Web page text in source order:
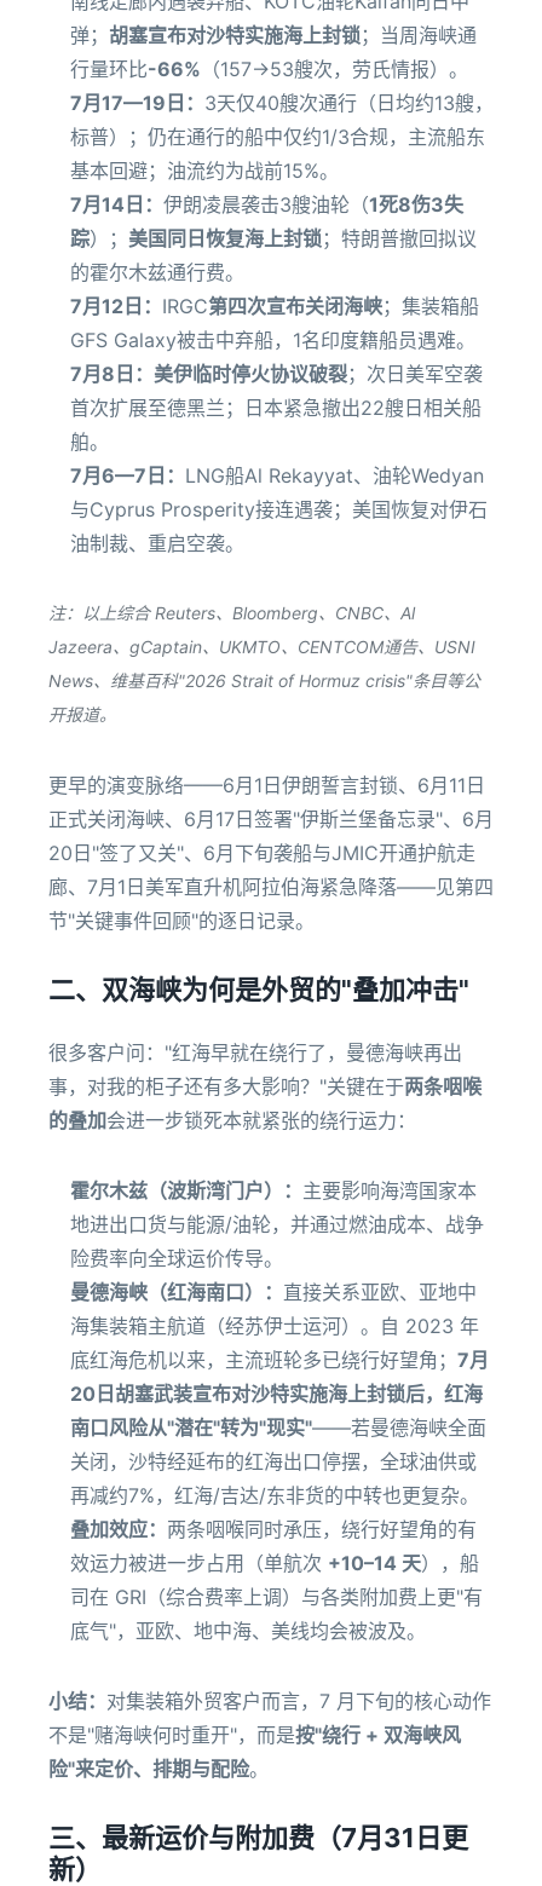
弹； 胡塞宣布对沙特实施海上封锁 ；当周海峡通
行量环比-66% （157→53艘次，劳氏情报）。
7月17—19日： 3天仅40艘次通行（日均约13艘，
标普）；仍在通行的船中仅约1/3合规，主流船东
基本回避；油流约为战前15%。
7月14日： 伊朗凌晨袭击3艘油轮（1死8伤3失
踪）； 美国同日恢复海上封锁 ；特朗普撤回拟议
的霍尔木兹通行费。
7月12日： IRGC第四次宣布关闭海峡；集装箱船
GFS Galaxy被击中弃船，1名印度籍船员遇难。
7月8日： 美伊临时停火协议破裂；次日美军空袭
首次扩展至德黑兰；日本紧急撤出22艘日相关船
舶。
7月6—7日： LNG船Al Rekayyat、油轮Wedyan
与Cyprus Prosperity接连遇袭；美国恢复对伊石
油制裁、重启空袭。
注：以上综合 Reuters、Bloomberg、CNBC、Al
Jazeera、gCaptain、UKMTO、CENTCOM通告、USNI
News、维基百科"2026 Strait of Hormuz crisis"条目等公
开报道。
更早的演变脉络——6月1日伊朗誓言封锁、6月11日
正式关闭海峡、6月17日签署"伊斯兰堡备忘录"、6月
20日"签了又关"、6月下旬袭船与JMIC开通护航走
廊、7月1日美军直升机阿拉伯海紧急降落——见第四
节"关键事件回顾"的逐日记录。
二、双海峡为何是外贸的"叠加冲击"
很多客户问："红海早就在绕行了，曼德海峡再出
事，对我的柜子还有多大影响？"关键在于两条咽喉
的叠加会进一步锁死本就紧张的绕行运力：
霍尔木兹（波斯湾门户）： 主要影响海湾国家本
地进出口货与能源/油轮，并通过燃油成本、战争
险费率向全球运价传导。
曼德海峡（红海南口）： 直接关系亚欧、亚地中
海集装箱主航道（经苏伊士运河）。自 2023 年
底红海危机以来，主流班轮多已绕行好望角； 7月
20日胡塞武装宣布对沙特实施海上封锁后，红海
南口风险从"潜在"转为"现实"——若曼德海峡全面
关闭，沙特经延布的红海出口停摆，全球油供或
再减约7%，红海/吉达/东非货的中转也更复杂。
叠加效应： 两条咽喉同时承压，绕行好望角的有
效运力被进一步占用（单航次 +10–14 天），船
司在 GRI（综合费率上调）与各类附加费上更"有
底气"，亚欧、地中海、美线均会被波及。
小结： 对集装箱外贸客户而言，7 月下旬的核心动作
不是"赌海峡何时重开"，而是按"绕行 + 双海峡风
险"来定价、排期与配险。
三、最新运价与附加费（7月31日更
新）